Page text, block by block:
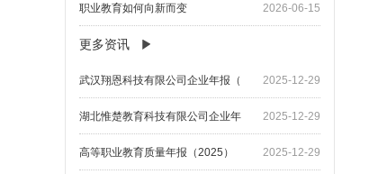
2026-06-15
职业教育如何向新而变
更多资讯
2025-12-29
武汉翔恩科技有限公司企业年报（
2025-12-29
湖北惟楚教育科技有限公司企业年
2025-12-29
高等职业教育质量年报（2025）